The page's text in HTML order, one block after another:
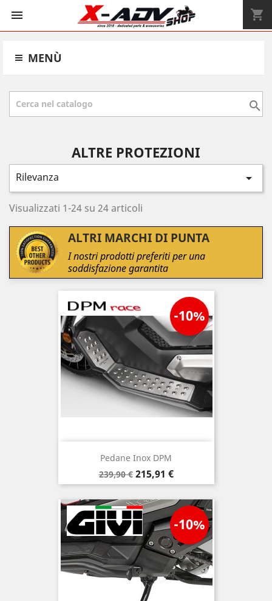
 shopping_cart
MENÙ

ALTRE PROTEZIONI
Rilevanza 
Visualizzati 1-24 su 24 articoli
ALTRI MARCHI DI PUNTA
I nostri prodotti preferiti per una
soddisfazione garantita
Pedane Inox DPM
Prezzo
base
239,90 €
-10%
Prezzo
215,91 €
-10%